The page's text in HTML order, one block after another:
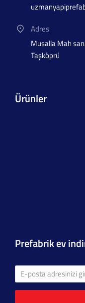
Adres
Musalla Mah
Taşköprü
Ürünler
Prefabrik ev